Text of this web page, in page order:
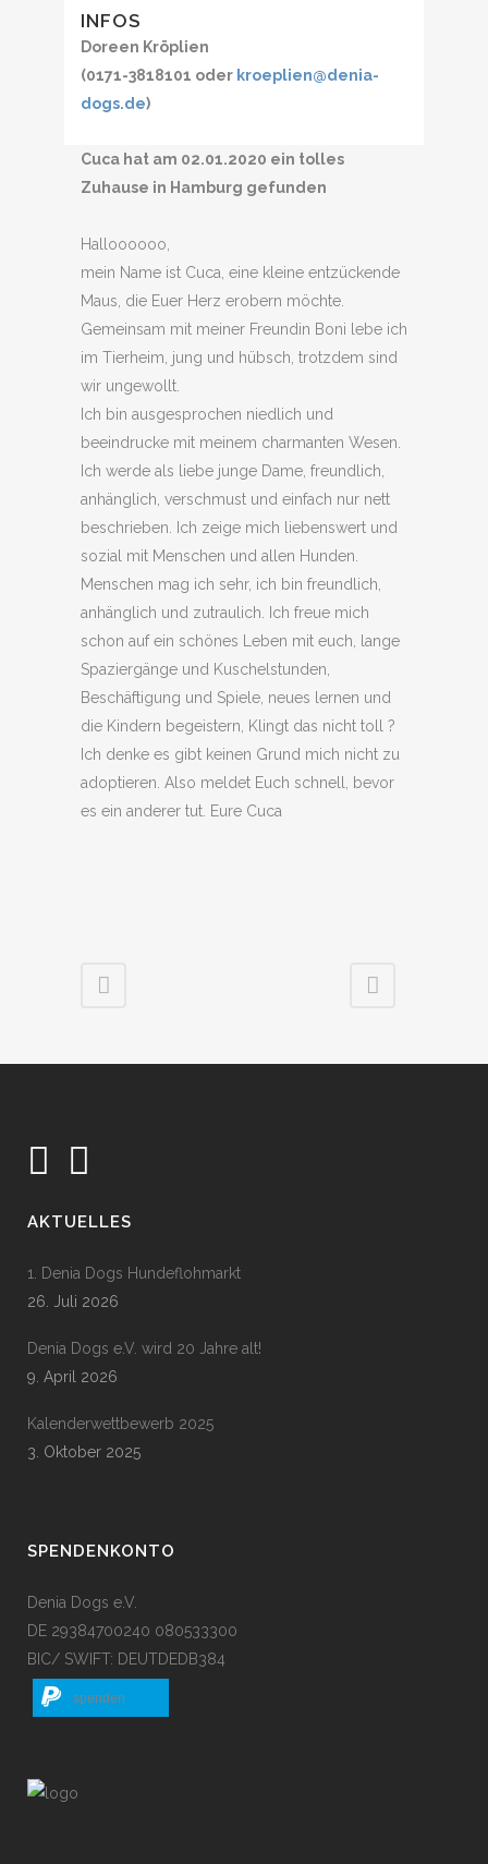
INFOS
Doreen Kröplien
(0171-3818101 oder kroeplien@denia-
dogs.de)
Cuca hat am 02.01.2020 ein tolles
Zuhause in Hamburg gefunden
Halloooooo,
mein Name ist Cuca, eine kleine entzückende
Maus, die Euer Herz erobern möchte.
Gemeinsam mit meiner Freundin Boni lebe ich
im Tierheim, jung und hübsch, trotzdem sind
wir ungewollt.
Ich bin ausgesprochen niedlich und
beeindrucke mit meinem charmanten Wesen.
Ich werde als liebe junge Dame, freundlich,
anhänglich, verschmust und einfach nur nett
beschrieben. Ich zeige mich liebenswert und
sozial mit Menschen und allen Hunden.
Menschen mag ich sehr, ich bin freundlich,
anhänglich und zutraulich. Ich freue mich
schon auf ein schönes Leben mit euch, lange
Spaziergänge und Kuschelstunden,
Beschäftigung und Spiele, neues lernen und
die Kindern begeistern, Klingt das nicht toll ?
Ich denke es gibt keinen Grund mich nicht zu
adoptieren. Also meldet Euch schnell, bevor
es ein anderer tut. Eure Cuca
AKTUELLES
1. Denia Dogs Hundeflohmarkt
26. Juli 2026
Denia Dogs e.V. wird 20 Jahre alt!
9. April 2026
Kalenderwettbewerb 2025
3. Oktober 2025
SPENDENKONTO
Denia Dogs e.V.
DE 29384700240 080533300
BIC/ SWIFT: DEUTDEDB384
spenden